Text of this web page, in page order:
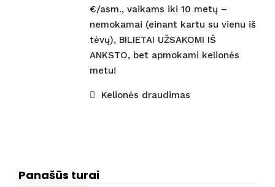
€/asm., vaikams iki 10 metų –
nemokamai (einant kartu su vienu iš
tėvų), BILIETAI UŽSAKOMI IŠ
ANKSTO, bet apmokami kelionės
metu!
Kelionės draudimas
Panašūs turai